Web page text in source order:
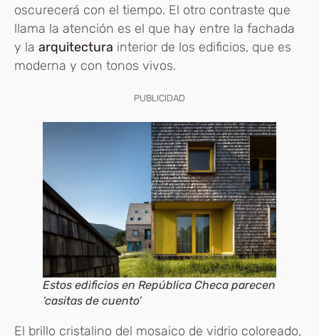
oscurecerá con el tiempo. El otro contraste que
llama la atención es el que hay entre la fachada
y la arquitectura interior de los edificios, que es
moderna y con tonos vivos.
PUBLICIDAD
Estos edificios en República Checa parecen
‘casitas de cuento’
El brillo cristalino del mosaico de vidrio coloreado,